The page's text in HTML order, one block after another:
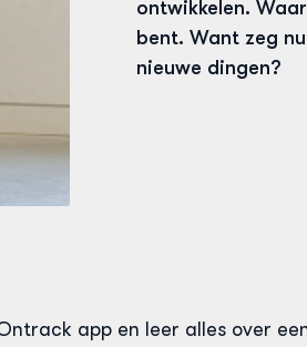
ontwikkelen.
bent. Want zeg
nieuwe dingen?
app en leer alles over